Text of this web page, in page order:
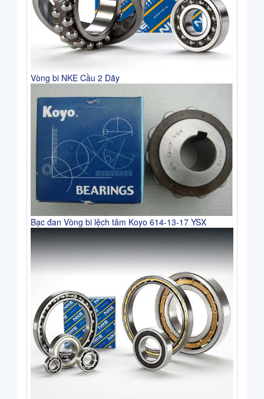
Vòng bi NKE Cầu 2 Dãy
Bạc đan Vòng bi lệch tâm Koyo 614-13-17 YSX